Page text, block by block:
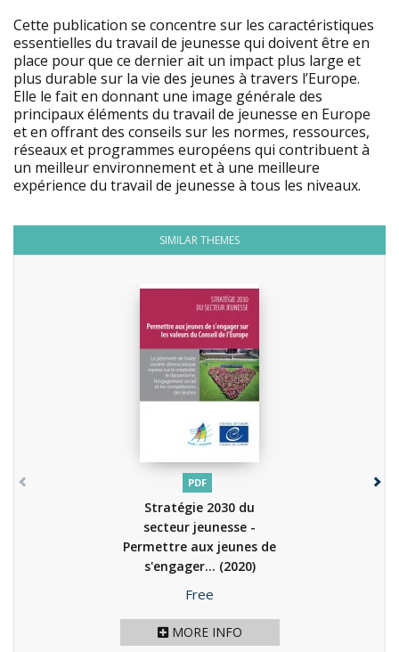
Cette publication se concentre sur les caractéristiques
essentielles du travail de jeunesse qui doivent être en
place pour que ce dernier ait un impact plus large et
plus durable sur la vie des jeunes à travers l’Europe.
Elle le fait en donnant une image générale des
principaux éléments du travail de jeunesse en Europe
et en offrant des conseils sur les normes, ressources,
réseaux et programmes européens qui contribuent à
un meilleur environnement et à une meilleure
expérience du travail de jeunesse à tous les niveaux.
SIMILAR THEMES
PDF
Stratégie 2030 du
secteur jeunesse -
Permettre aux jeunes de
s'engager... (2020)
Price
Free
MORE INFO